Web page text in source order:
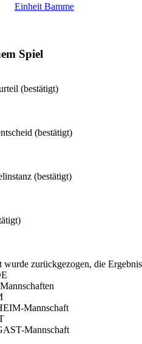
Einheit Bamme
Spiel
(bestätigt)
(bestätigt)
(bestätigt)
wurde zurückgezogen, die
Mannschaft
Mannschaft